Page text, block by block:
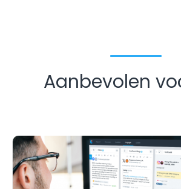
Aanbevolen